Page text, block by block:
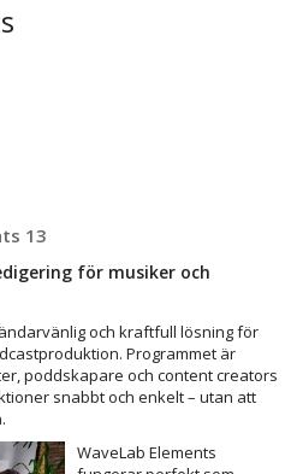
13
för musiker och
och kraftfull lösning för
Programmet är
poddskapare och content creators
snabbt och enkelt – utan att
WaveLab Elements